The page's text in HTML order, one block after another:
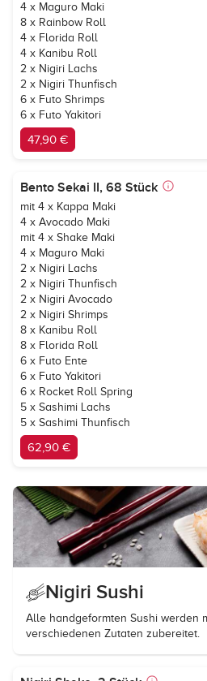
4 x Maguro Maki
8 x Rainbow Roll
4 x Florida Roll
4 x Kanibu Roll
2 x Nigiri Lachs
2 x Nigiri Thunfisch
6 x Futo Shrimps
6 x Futo Yakitori
47,90 €
Bento Sekai II, 68 Stück
mit 4 x Kappa Maki
4 x Avocado Maki
mit 4 x Shake Maki
4 x Maguro Maki
2 x Nigiri Lachs
2 x Nigiri Thunfisch
2 x Nigiri Avocado
2 x Nigiri Shrimps
8 x Kanibu Roll
8 x Florida Roll
6 x Futo Ente
6 x Futo Yakitori
6 x Rocket Roll Spring
5 x Sashimi Lachs
5 x Sashimi Thunfisch
62,90 €
Nigiri Sushi
Alle handgeformten Sushi werden
verschiedenen Zutaten zubereitet.